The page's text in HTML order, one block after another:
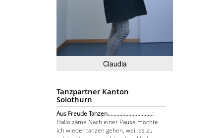
Claudia
Tanzpartner Kanton
Solothurn
Aus Freude Tanzen..............................:
Hallo zäme Nach einer Pause möchte
ich wieder tanzen gehen, weil es zu